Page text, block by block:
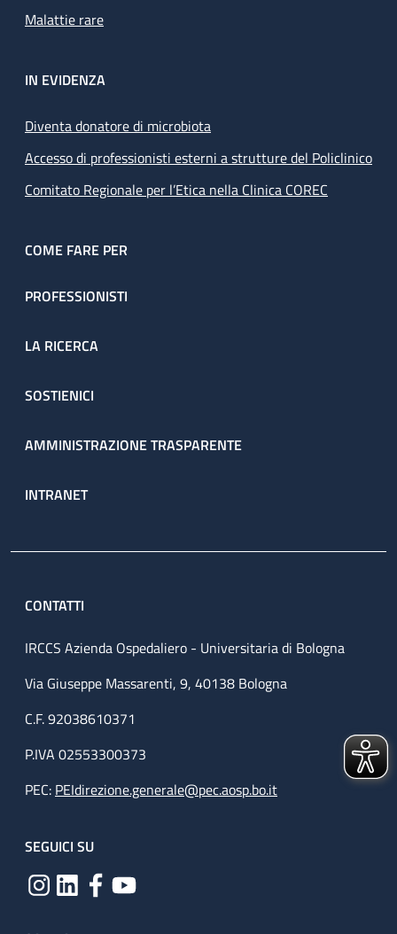
Malattie rare
IN EVIDENZA
Diventa donatore di microbiota
Accesso di professionisti esterni a strutture del Policlinico
Comitato Regionale per l’Etica nella Clinica COREC
COME FARE PER
PROFESSIONISTI
LA RICERCA
SOSTIENICI
AMMINISTRAZIONE TRASPARENTE
INTRANET
CONTATTI
IRCCS Azienda Ospedaliero - Universitaria di Bologna
Via Giuseppe Massarenti, 9, 40138 Bologna
C.F. 92038610371
P.IVA 02553300373
PEC: PEIdirezione.generale@pec.aosp.bo.it
SEGUICI SU